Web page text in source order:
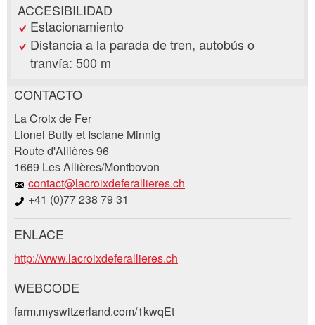
ACCESIBILIDAD
Estacionamiento
Distancia a la parada de tren, autobús o
tranvía: 500 m
Reclamar por anuncio
Su regeneración es muy apreciada!
Comentarios generales
Entrada no válida
Entrada incompleta
Recomiende este anuncio a sus amigos.
CONTACTO
La Croix de Fer
Lionel Butty et Isciane Minnig
Route d'Allières 96
1669 Les Allières/Montbovon
contact@lacroixdeferallieres.ch
+41 (0)77 238 79 31
Solicitud de reserva
Llegada *
ENLACE
http://www.lacroixdeferallieres.ch
WEBCODE
farm.myswitzerland.com/1kwqEt